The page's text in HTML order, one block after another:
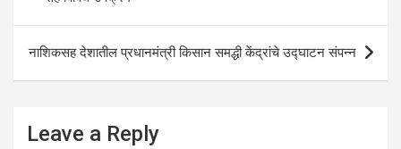
p
k
नाशिकसह देशातील प्रधानमंत्री किसान समद्धी केंद्रांचे उद्घाटन संपन्न
Leave a Reply